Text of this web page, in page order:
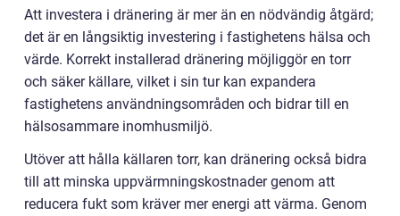
Att investera i dränering är mer än en nödvändig åtgärd;
det är en långsiktig investering i fastighetens hälsa och
värde. Korrekt installerad dränering möjliggör en torr
och säker källare, vilket i sin tur kan expandera
fastighetens användningsområden och bidrar till en
hälsosammare inomhusmiljö.
Utöver att hålla källaren torr, kan dränering också bidra
till att minska uppvärmningskostnader genom att
reducera fukt som kräver mer energi att värma. Genom